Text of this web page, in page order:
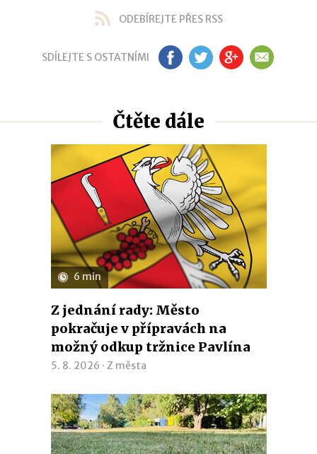
ODEBÍREJTE PŘES RSS
SDÍLEJTE S OSTATNÍMI FB TW GP EM
Čtěte dále
6 min
Z jednání rady: Město
pokračuje v přípravách na
možný odkup tržnice Pavlína
5. 8. 2026 · Z města